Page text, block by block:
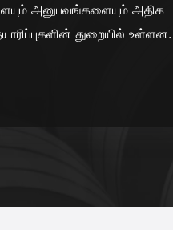
அனுபவங்களையும் அதிக
துறையில் உள்ளன.